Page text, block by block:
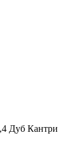
Дуб Кантри